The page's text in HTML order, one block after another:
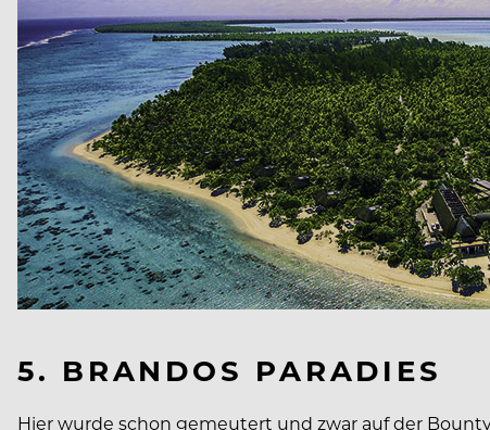
5. BRANDOS PARADIES
Hier wurde schon gemeutert und zwar auf der